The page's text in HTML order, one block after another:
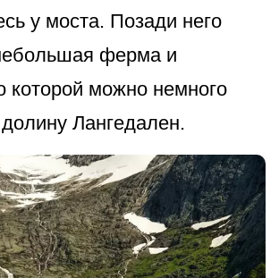
у моста. Позади него
ферма и
которой можно немного
долину Лангедален.